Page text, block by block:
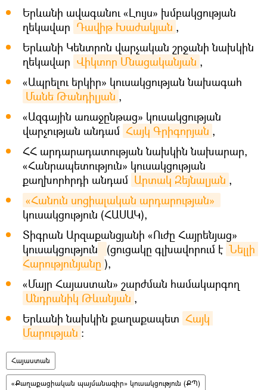
Երևանի ավագանու «Լույս» խմբակցության
ղեկավար Դավիթ Խաժակյան ,
Երևանի Կենտրոն վարչական շրջանի նախկին
ղեկավար Վիկտոր Մնացականյան ,
«Ապրելու երկիր» կուսակցության նախագահ
Մանե Թանդիլյան ,
«Ազգային առաջընթաց» կուսակցության
վարչության անդամ Հայկ Գրիգորյան ,
ՀՀ արդարադատության նախկին նախարար,
«Հանրապետություն» կուսակցության
քաղխորհրդի անդամ Արտակ Զեյնալյան ,
կուսակցություն (ՀԱՍԱԿ),
Տիգրան Արզաքանցյանի «Ուժը Հայրենյաց»
կուսակցություն
(ցուցակը գլխավորում է Նելլի
Հարությունյանը ),
«Մայր Հայաստան» շարժման համակարգող
Անդրանիկ Թևանյան ,
Երևանի նախկին քաղաքապետ Հայկ
Մարության ։
Հայաստան
«Քաղաքացիական պայմանագիր» կուսակցություն (ՔՊ)